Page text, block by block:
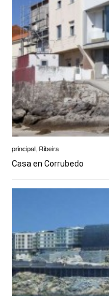
principal Ribeira
Casa en Corrubedo